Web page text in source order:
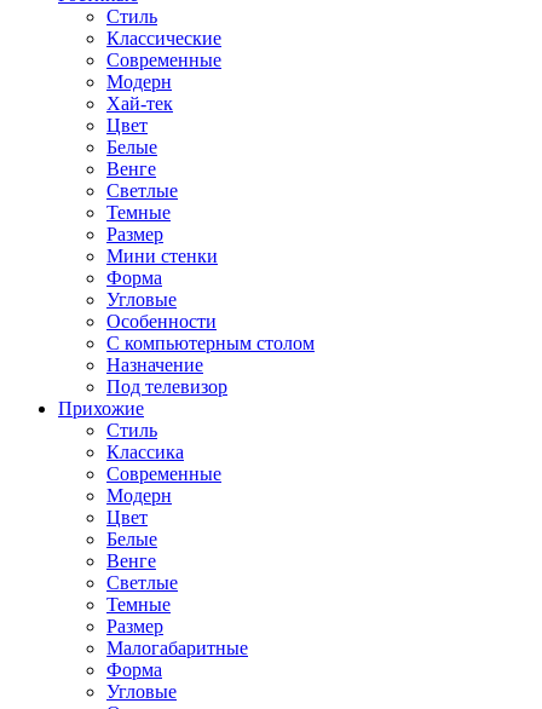
Стиль
Классические
Современные
Модерн
Хай-тек
Цвет
Белые
Венге
Светлые
Темные
Размер
Мини стенки
Форма
Угловые
Особенности
С компьютерным столом
Назначение
Под телевизор
Прихожие
Стиль
Классика
Современные
Модерн
Цвет
Белые
Венге
Светлые
Темные
Размер
Малогабаритные
Форма
Угловые